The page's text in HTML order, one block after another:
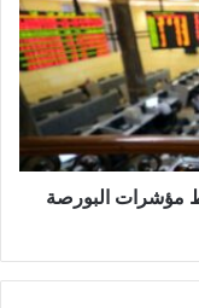
هبوط مؤشرات البورصة